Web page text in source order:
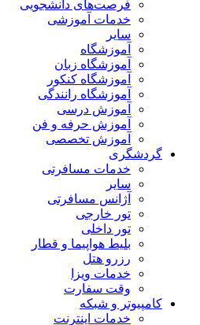
فرصت‌های دانشجویی
خدمات آموزشی
سایر
آموزشگاه
آموزشگاه زبان
آموزشگاه کنکور
آموزشگاه رانندگی
آموزش درسی
آموزش حرفه و فن
آموزش تخصصی
گردشگری
خدمات مسافرتی
سایر
آژانس مسافرتی
تور خارجی
تور داخلی
بلیط هواپیما و قطار
رزرو هتل
خدمات ویزا
وقت سفارت
کامپیوتر و شبکه
خدمات اینترنت